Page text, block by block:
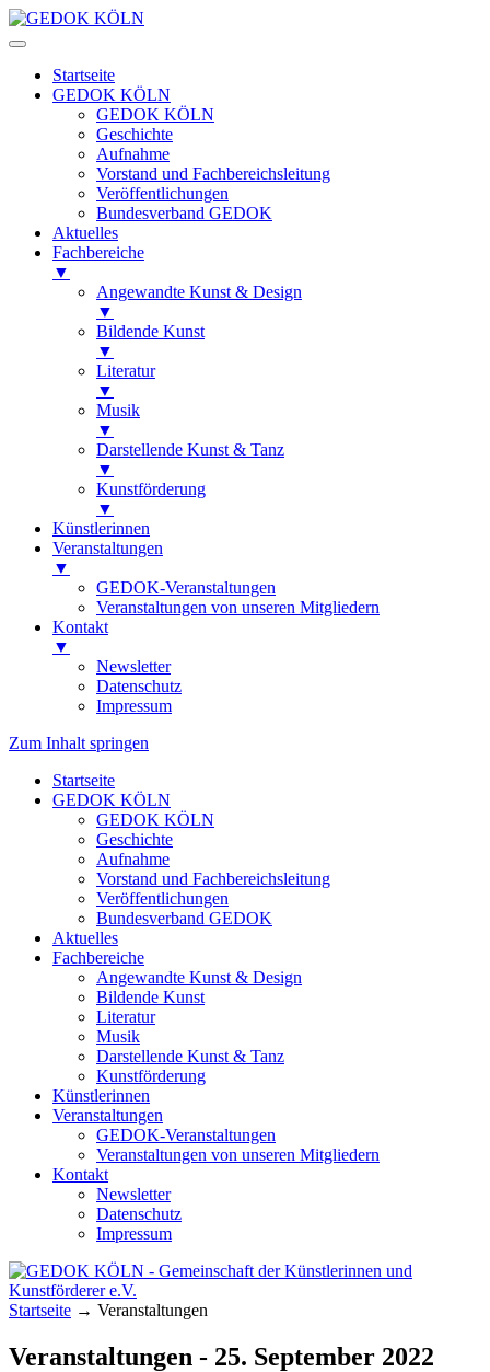
Startseite
GEDOK KÖLN
GEDOK KÖLN
Geschichte
Aufnahme
Vorstand und Fachbereichsleitung
Veröffentlichungen
Bundesverband GEDOK
Aktuelles
Fachbereiche
▼
Angewandte Kunst & Design
▼
Bildende Kunst
▼
Literatur
▼
Musik
▼
Darstellende Kunst & Tanz
▼
Kunstförderung
▼
Künstlerinnen
Veranstaltungen
▼
GEDOK-Veranstaltungen
Veranstaltungen von unseren Mitgliedern
Kontakt
▼
Newsletter
Datenschutz
Impressum
Zum Inhalt springen
Startseite
GEDOK KÖLN
GEDOK KÖLN
Geschichte
Aufnahme
Vorstand und Fachbereichsleitung
Veröffentlichungen
Bundesverband GEDOK
Aktuelles
Fachbereiche
Angewandte Kunst & Design
Bildende Kunst
Literatur
Musik
Darstellende Kunst & Tanz
Kunstförderung
Künstlerinnen
Veranstaltungen
GEDOK-Veranstaltungen
Veranstaltungen von unseren Mitgliedern
Kontakt
Newsletter
Datenschutz
Impressum
GEDOK KÖLN
Gemeinschaft der Künstlerinnen und
Kunstförderer e.V.
Startseite → Veranstaltungen
Veranstaltungen - 25. September 2022